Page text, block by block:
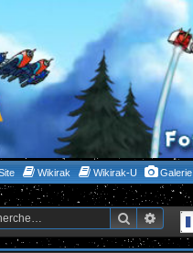
Wikirak Wikirak-U Galerie
Rechercher